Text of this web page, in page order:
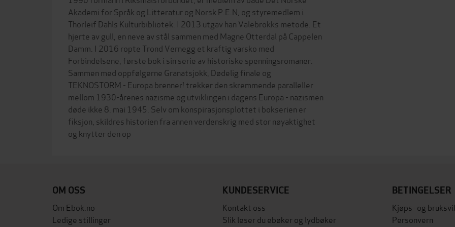
Akademi for Språk og Litteratur og Norsk P.E.N, og styremedlem i
Thorleif Dahls Kulturbibliotek. I 2013 utgav han Valebrokks metode. Et
hjerte av gull, en neve av stål sammen med Magne Otterdal på Cappelen
Damm. I 2016 ropte Trond Vernegg et kraftig varsko med
Forbindelsene, første bok i sin serie av historiske spenningsromaner.
Sammen med oppfølgerne Granatsjokk, Dødelig finale og
TEKNOSTORM - Europa brenner! trekker den skremmende paralleller
mellom 1930-årenes nazisme og utviklingen i dagens Europa - nazismen
døde ikke 8. mai 1945. Selv om konspirasjonsplottet i bokserien er
fiksjon, skildres historien fra annen verdenskrig med stor nøyaktighet
OM OSS
Om Ebok.no
Ledige stillinger
KUNDESERVICE
Kontakt oss
Slik leser du ebøker og lydbøker
BETINGELSER
Kjøps- og
Personvern